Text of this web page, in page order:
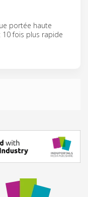
portée haute
fois plus rapide